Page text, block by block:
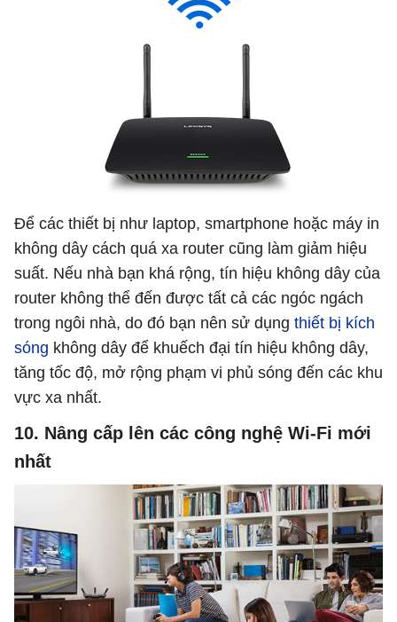
Để các thiết bị như laptop, smartphone hoặc máy in
không dây cách quá xa router cũng làm giảm hiệu
suất. Nếu nhà bạn khá rộng, tín hiệu không dây của
router không thể đến được tất cả các ngóc ngách
trong ngôi nhà, do đó bạn nên sử dụng thiết bị kích
sóng không dây để khuếch đại tín hiệu không dây,
tăng tốc độ, mở rộng phạm vi phủ sóng đến các khu
vực xa nhất.
10. Nâng cấp lên các công nghệ Wi-Fi mới
nhất